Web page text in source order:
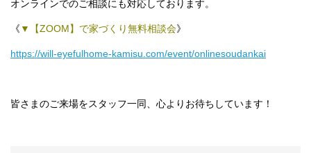
オンラインでのご相談にも対応しております。
《 ▼【ZOOM】で家づくり無料相談会》
https://will-eyefulhome-kamisu.com/event/onlinesoudankai
皆さまのご来場をスタッフ一同、心よりお待ちしています！